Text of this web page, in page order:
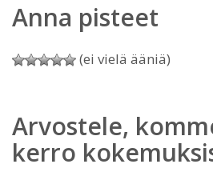
Anna pisteet
(ei vielä ääniä)
Arvostele,
kerro